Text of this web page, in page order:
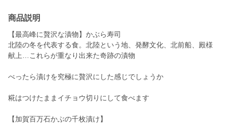
商品説明
【最高峰に贅沢な漬物】かぶら寿司
北陸の冬を代表する食。北陸という地、発酵文化、北前船、殿様
献上…これらが重なり出来た奇跡の漬物
べったら漬けを究極に贅沢にした感じでしょうか
糀はつけたままイチョウ切りにして食べます
【加賀百万石かぶの千枚漬け】